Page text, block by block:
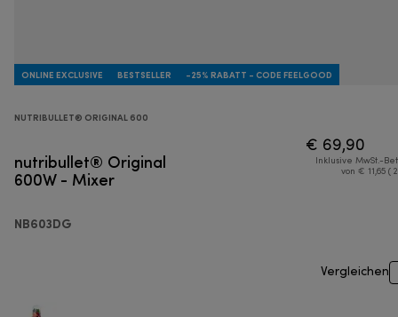
ONLINE EXCLUSIVE BESTSELLER -25% RABATT - CODE FEELGOOD
NUTRIBULLET® ORIGINAL 600
nutribullet® Original
600W - Mixer
NB603DG
€ 69,90
Inklusive MwSt.-
von € 11,65 (
Vergleichen